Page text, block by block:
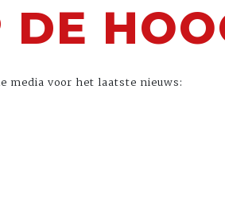
media voor het laatste nieuws: